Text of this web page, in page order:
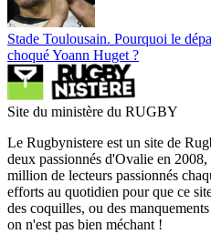
Stade Toulousain. Pourquoi le
choqué Yoann Huget ?
Site du ministère du RUGBY
Le Rugbynistere est un site de
deux passionnés d'Ovalie en
million de lecteurs passionnés
efforts au quotidien pour que ce
des coquilles, ou des
on n'est pas bien méchant !